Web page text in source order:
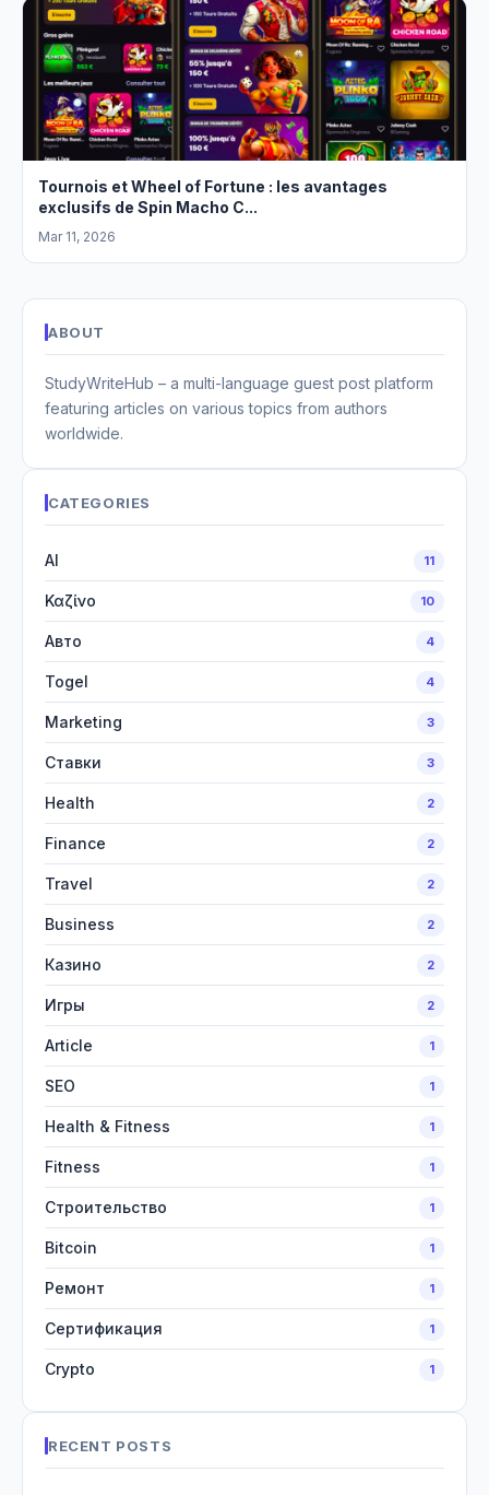
Tournois et Wheel of Fortune : les avantages
exclusifs de Spin Macho C...
Mar 11, 2026
ABOUT
StudyWriteHub – a multi-language guest post platform
featuring articles on various topics from authors
worldwide.
CATEGORIES
AI 11
Καζίνο 10
Авто 4
Togel 4
Marketing 3
Ставки 3
Health 2
Finance 2
Travel 2
Business 2
Казино 2
Игры 2
Article 1
SEO 1
Health & Fitness 1
Fitness 1
Строительство 1
Bitcoin 1
Ремонт 1
Сертификация 1
Crypto 1
RECENT POSTS